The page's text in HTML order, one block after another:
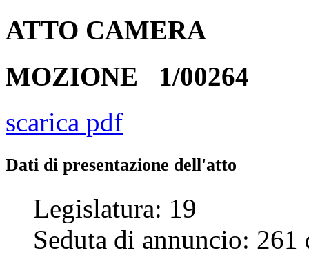
ATTO CAMERA
MOZIONE 1/00264
scarica pdf
Dati di presentazione dell'atto
Legislatura: 19
Seduta di annuncio: 261